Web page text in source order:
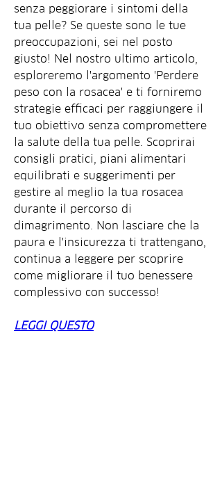
senza peggiorare i sintomi della
tua pelle? Se queste sono le tue
preoccupazioni, sei nel posto
giusto! Nel nostro ultimo articolo,
esploreremo l'argomento 'Perdere
peso con la rosacea' e ti forniremo
strategie efficaci per raggiungere il
tuo obiettivo senza compromettere
la salute della tua pelle. Scoprirai
consigli pratici, piani alimentari
equilibrati e suggerimenti per
gestire al meglio la tua rosacea
durante il percorso di
dimagrimento. Non lasciare che la
paura e l'insicurezza ti trattengano,
continua a leggere per scoprire
come migliorare il tuo benessere
complessivo con successo!
LEGGI QUESTO